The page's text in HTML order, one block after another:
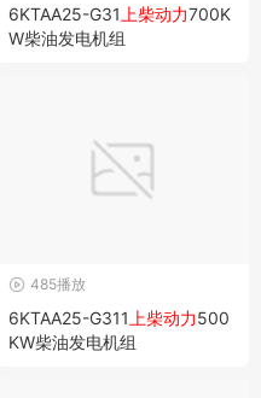
6KTAA25-G31 上柴动力700K
W柴油发电机组
485播放
6KTAA25-G311 上柴动力500
KW柴油发电机组